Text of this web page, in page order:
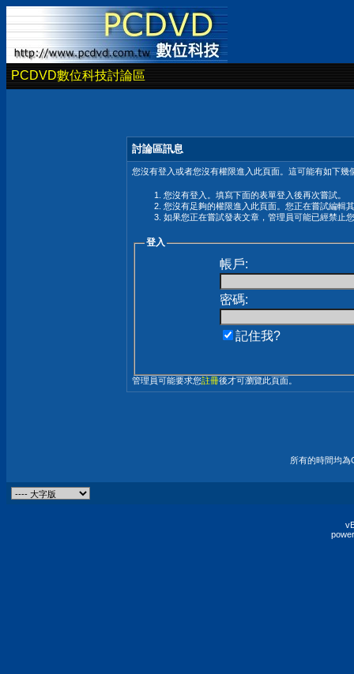
PCDVD數位科技討論區
討論區訊息
您沒有登入或者您沒有權限進入此頁面。這可能有如下幾
您沒有登入。填寫下面的表單登入後再次嘗試。
您沒有足夠的權限進入此頁面。您正在嘗試編輯
如果您正在嘗試發表文章，管理員可能已經禁止
登入
帳戶:
密碼:
記住我?
管理員可能要求您註冊後才可瀏覽此頁面。
所有的時間均為